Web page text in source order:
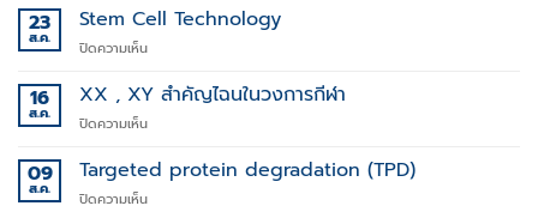
สู่
ปฏิวัติ
รักษา
ทาง
23
ส.ค.
Stem Cell Technology
ปิดความเห็นบน
Cell
Technology
16
ส.ค.
XX , XY สำคัญไฉนในวงการกีฬา
ปิดความเห็นบน
,
สำคัญ
09
ส.ค.
Targeted protein degradation (TPD)
ปิดความเห็นบน